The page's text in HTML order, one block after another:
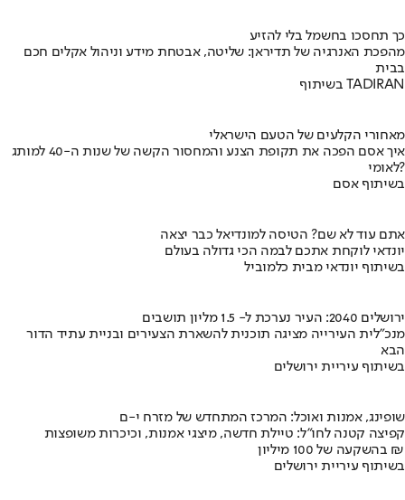
כך תחסכו בחשמל בלי להזיע
מהפכת האנרגיה של תדיראן: שליטה, אבטחת מידע וניהול אקלים חכם
בבית
בשיתוף TADIRAN
מאחורי הקלעים של הטעם הישראלי
איך אסם הפכה את תקופת הצנע והמחסור הקשה של שנות ה-40 למותג
לאומי?
בשיתוף אסם
אתם עוד לא שם? הטיסה למונדיאל כבר יצאה
יונדאי לוקחת אתכם לבמה הכי גדולה בעולם
בשיתוף יונדאי מבית כלמוביל
ירושלים 2040: העיר נערכת ל- 1.5 מליון תושבים
מנכ"לית העירייה מציגה תוכנית להשארת הצעירים ובניית עתיד הדור
הבא
בשיתוף עיריית ירושלים
שופינג, אמנות ואוכל: המרכז המתחדש של מזרח י-ם
קפיצה קטנה לחו"ל: טיילת חדשה, מיצגי אמנות, וכיכרות משופצות
בהשקעה של 100 מיליון ₪
בשיתוף עיריית ירושלים